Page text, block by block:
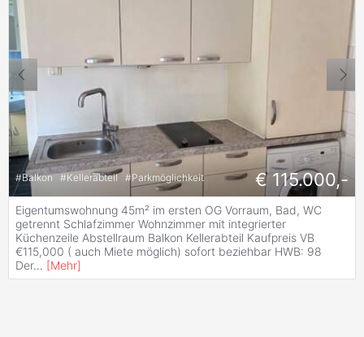
#Balkon #Kellerabteil #Parkmöglichkeit € 115.000,-
Eigentumswohnung 45m² im ersten OG Vorraum, Bad, WC
getrennt Schlafzimmer Wohnzimmer mit integrierter
Küchenzeile Abstellraum Balkon Kellerabteil Kaufpreis VB
€115,000 ( auch Miete möglich) sofort beziehbar HWB: 98
Der... [Mehr]